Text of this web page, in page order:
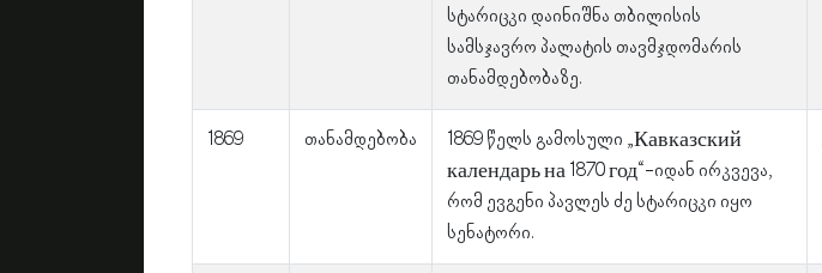
სტარიცკი დაინიშნა თბილისის
სამსჯავრო პალატის თავმჯდომარის
თანამდებობაზე.
1869 თანამდებობა
1869 წელს გამოსული „Кавказский
календарь на 1870 год“-იდან ირკვევა,
რომ ევგენი პავლეს ძე სტარიცკი იყო
სენატორი.